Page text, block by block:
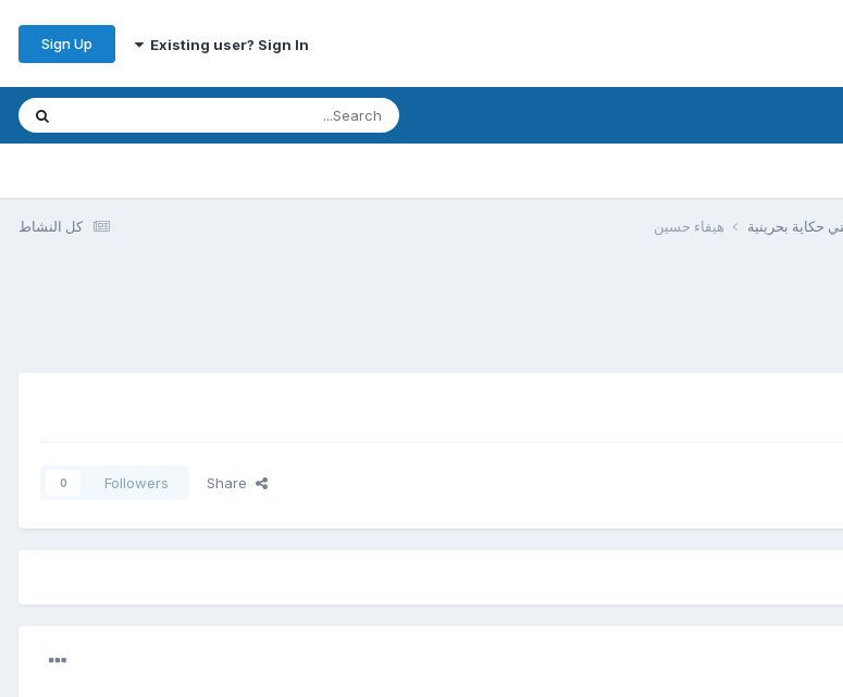
Existing user? Sign In
Sign Up
كل النشاط حكاية بحرينية هيفاء حسين
Followers
0